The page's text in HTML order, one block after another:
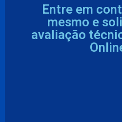
Entre em
mesmo e
avaliação